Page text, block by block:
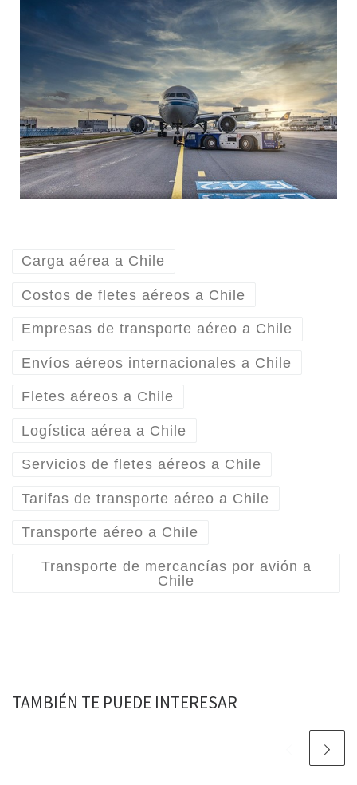
Carga aérea a Chile
Costos de fletes aéreos a Chile
Empresas de transporte aéreo a Chile
Envíos aéreos internacionales a Chile
Fletes aéreos a Chile
Logística aérea a Chile
Servicios de fletes aéreos a Chile
Tarifas de transporte aéreo a Chile
Transporte aéreo a Chile
Transporte de mercancías por avión a
Chile
TAMBIÉN TE PUEDE INTERESAR